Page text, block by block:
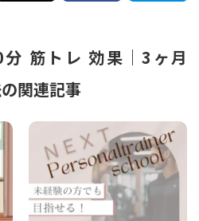
筋トレ 効果｜3ヶ月
関連記事